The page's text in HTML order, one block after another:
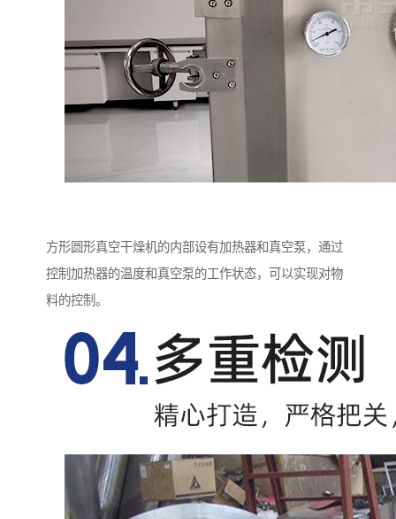
方形圆形真空干燥机的内部设有加热器和真空泵，通过
控制加热器的温度和真空泵的工作状态，可以实现对物
料的控制。